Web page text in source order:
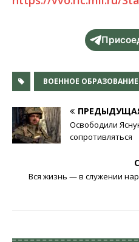
ВОЕННОЕ ОБРАЗОВАНИЕ
Освободили
сопротивляться
Вся жизнь — в служении